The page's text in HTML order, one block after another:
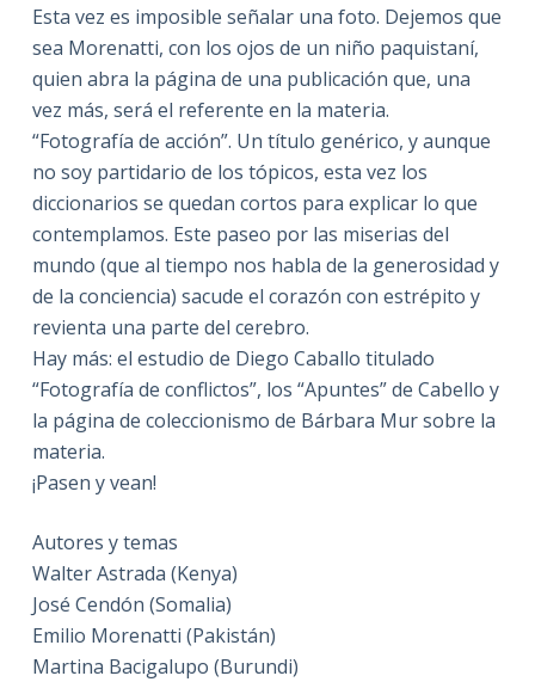
Esta vez es imposible señalar una foto. Dejemos que
sea Morenatti, con los ojos de un niño paquistaní,
quien abra la página de una publicación que, una
vez más, será el referente en la materia.
“Fotografía de acción”. Un título genérico, y aunque
no soy partidario de los tópicos, esta vez los
diccionarios se quedan cortos para explicar lo que
contemplamos. Este paseo por las miserias del
mundo (que al tiempo nos habla de la generosidad y
de la conciencia) sacude el corazón con estrépito y
revienta una parte del cerebro.
Hay más: el estudio de Diego Caballo titulado
“Fotografía de conflictos”, los “Apuntes” de Cabello y
la página de coleccionismo de Bárbara Mur sobre la
materia.
¡Pasen y vean!
Autores y temas
Walter Astrada (Kenya)
José Cendón (Somalia)
Emilio Morenatti (Pakistán)
Martina Bacigalupo (Burundi)